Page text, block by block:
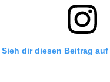
Sieh dir diesen Beitrag auf